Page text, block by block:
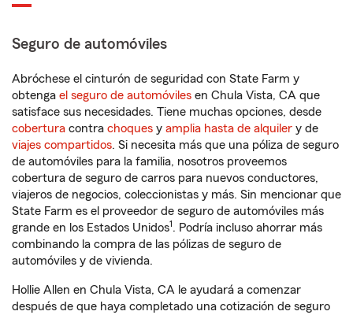
Seguro de automóviles
Abróchese el cinturón de seguridad con State Farm y
obtenga el seguro de automóviles en Chula Vista, CA que
satisface sus necesidades. Tiene muchas opciones, desde
cobertura contra choques y amplia hasta de alquiler y de
viajes compartidos. Si necesita más que una póliza de seguro
de automóviles para la familia, nosotros proveemos
cobertura de seguro de carros para nuevos conductores,
viajeros de negocios, coleccionistas y más. Sin mencionar que
State Farm es el proveedor de seguro de automóviles más
grande en los Estados Unidos1. Podría incluso ahorrar más
combinando la compra de las pólizas de seguro de
automóviles y de vivienda.
Hollie Allen en Chula Vista, CA le ayudará a comenzar
después de que haya completado una cotización de seguro